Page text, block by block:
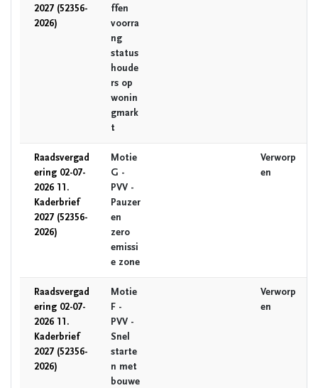
2027 (52356-
2026)
ffen
voorra
ng
status
houde
rs op
wonin
gmark
t
Raadsvergad
ering 02-07-
2026 11.
Kaderbrief
2027 (52356-
2026)
Motie
G -
PVV -
Pauzer
en
zero
emissi
e zone
Verworp
en
Raadsvergad
ering 02-07-
2026 11.
Kaderbrief
2027 (52356-
2026)
Motie
F -
PVV -
Snel
starte
n met
bouwe
Verworp
en